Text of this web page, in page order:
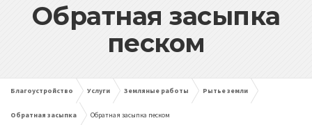
Обратная засыпка
песком
Благоустройство Услуги Земляные работы Рытье земли
Обратная засыпка Обратная засыпка песком